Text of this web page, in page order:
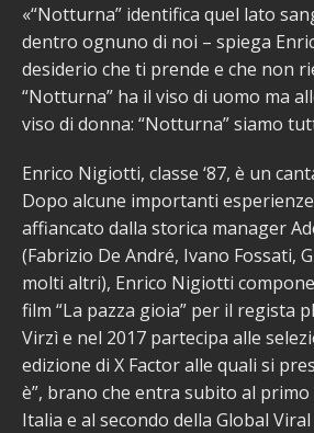
«“Notturna” identifica quel lato
dentro ognuno di noi – spiega
desiderio che ti prende e che non
“Notturna” ha il viso di uomo ma
viso di donna: “Notturna” siamo
Enrico Nigiotti, classe ‘87, è un
Dopo alcune importanti
affiancato dalla storica manager
(Fabrizio De André, Ivano Fossati,
molti altri), Enrico Nigiotti
film “La pazza gioia” per il regista
Virzì e nel 2017 partecipa alle
edizione di X Factor alle quali si
è”, brano che entra subito al
Italia e al secondo della Global